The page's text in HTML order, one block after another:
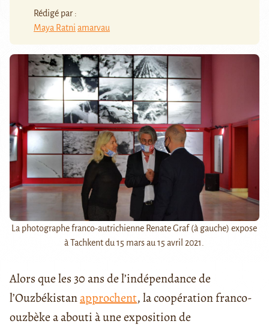
Rédigé par :
Maya Ratni amarvau
La photographe franco-autrichienne Renate Graf (à gauche) expose
à Tachkent du 15 mars au 15 avril 2021.
Alors que les 30 ans de l’indépendance de
l’Ouzbékistanapprochent, la coopération franco-
ouzbèke a abouti à une exposition de